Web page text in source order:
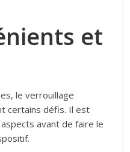
et
le verrouillage
certains défis. Il est
avant de faire le